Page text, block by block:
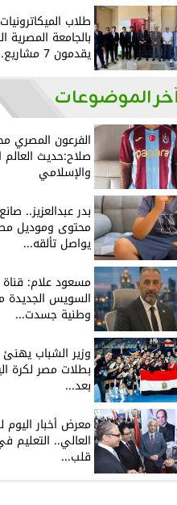
طلاب الميكاترونيات
بالجامعة المصرية
يقدمون 7 مشاريع...
الموضوعات
الفرعون المصري
صلاح:حديث العالم
والإسلامي
بدر عبدالعزيز.. صانع
محتوى وموديل
يواصل تألقه...
مسعود علام: قناة
السويس الجديدة
وطنية جسدت...
وزير الشباب يهنئ
بطلات مصر لكرة
بعد...
معرض أخبار اليوم
العالي.. التعليم
قلب...